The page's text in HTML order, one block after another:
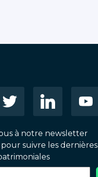
à notre newsletter
suivre les dernières